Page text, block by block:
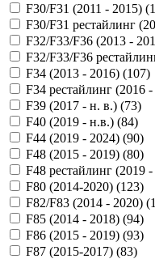
F30/F31 (2011 - 2015) (
F30/F31 рестайлинг
F32/F33/F36 (2013 -
F32/F33/F36
F34 (2013 - 2016) (107)
F34 рестайлинг (2016
F39 (2017 - н. в.) (73)
F40 (2019 - н.в.) (84)
F44 (2019 - 2024) (90)
F48 (2015 - 2019) (80)
F48 рестайлинг (2019
F80 (2014-2020) (123)
F82/F83 (2014 - 2020) (
F85 (2014 - 2018) (94)
F86 (2015 - 2019) (93)
F87 (2015-2017) (83)